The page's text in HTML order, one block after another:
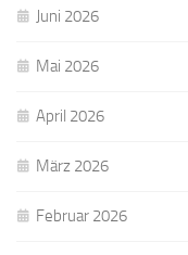
Juni 2026
Mai 2026
April 2026
März 2026
Februar 2026